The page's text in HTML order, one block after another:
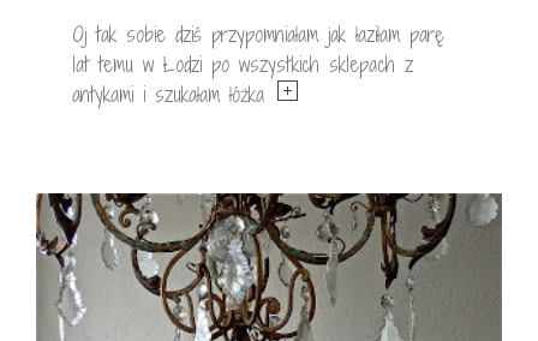
Oj tak sobie dziś przypomniałam jak łaziłam parę
lat temu w Łodzi po wszystkich sklepach z
antykami i szukałam łóżka